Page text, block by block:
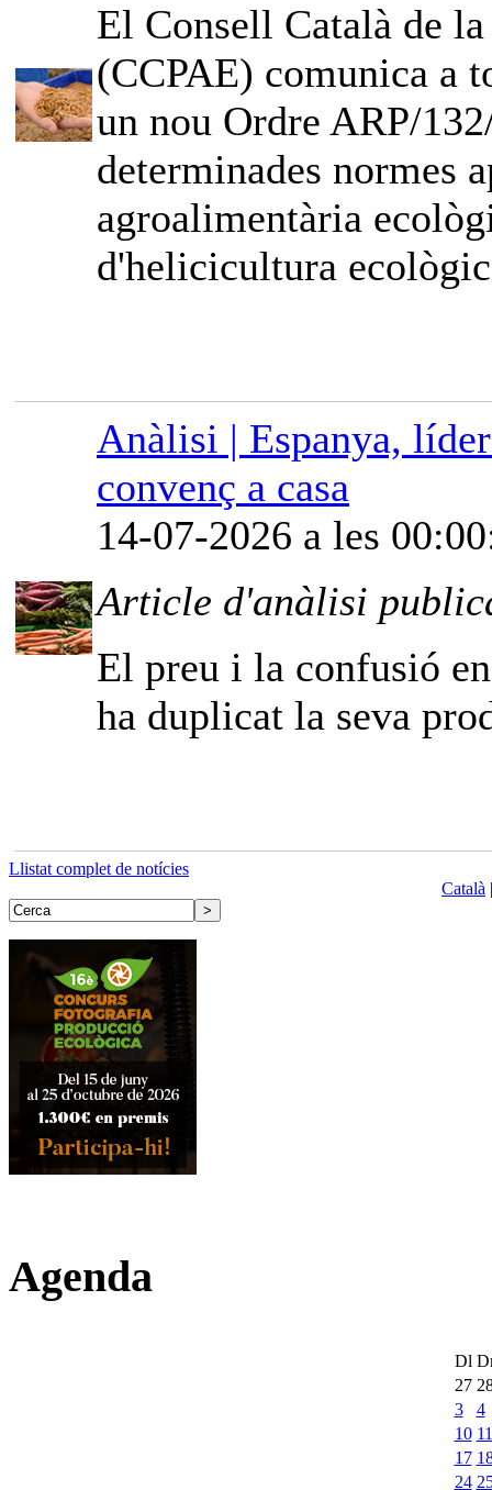
El Consell Català de
(CCPAE) comunica a
un nou Ordre ARP/
determinades normes
agroalimentària
d'helicicultura
Anàlisi | Espanya,
convenç a casa
14-07-2026 a les
Article d'anàlisi
El preu i la confusió
ha duplicat la seva
Llistat complet de notícies
Català
Agenda
Dl
27
3
4
10 11
17
24